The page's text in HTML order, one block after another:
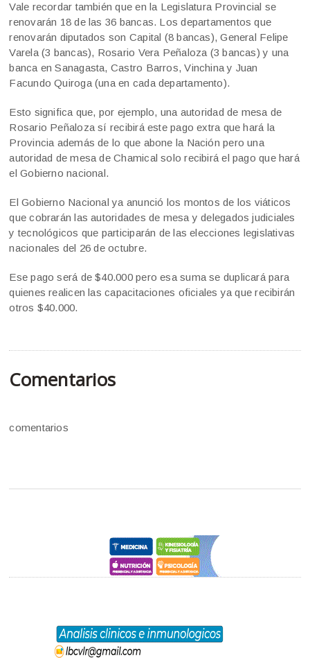
Vale recordar también que en la Legislatura Provincial se
renovarán 18 de las 36 bancas. Los departamentos que
renovarán diputados son Capital (8 bancas), General Felipe
Varela (3 bancas), Rosario Vera Peñaloza (3 bancas) y una
banca en Sanagasta, Castro Barros, Vinchina y Juan
Facundo Quiroga (una en cada departamento).
Esto significa que, por ejemplo, una autoridad de mesa de
Rosario Peñaloza sí recibirá este pago extra que hará la
Provincia además de lo que abone la Nación pero una
autoridad de mesa de Chamical solo recibirá el pago que hará
el Gobierno nacional.
El Gobierno Nacional ya anunció los montos de los viáticos
que cobrarán las autoridades de mesa y delegados judiciales
y tecnológicos que participarán de las elecciones legislativas
nacionales del 26 de octubre.
Ese pago será de $40.000 pero esa suma se duplicará para
quienes realicen las capacitaciones oficiales ya que recibirán
otros $40.000.
Comentarios
comentarios